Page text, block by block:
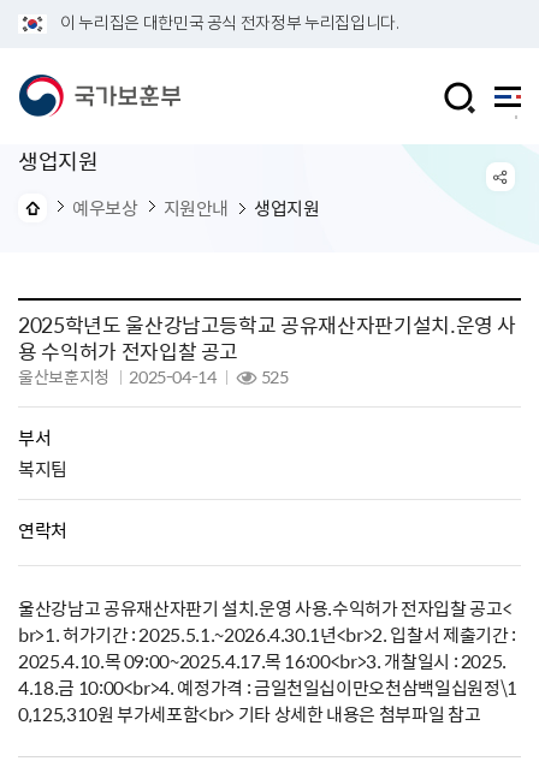
이 누리집은 대한민국 공식 전자정부 누리집입니다.
생업지원
예우보상 지원안내 생업지원
2025학년도 울산강남고등학교 공유재산자판기설치.운영 사
용 수익허가 전자입찰 공고
울산보훈지청 2025-04-14 525
부서
복지팀
연락처
울산강남고 공유재산자판기 설치.운영 사용.수익허가 전자입찰 공고<
br>1. 허가기간 : 2025.5.1.~2026.4.30.1년<br>2. 입찰서 제출기간 :
2025.4.10.목 09:00~2025.4.17.목 16:00<br>3. 개찰일시 : 2025.
4.18.금 10:00<br>4. 예정가격 : 금일천일십이만오천삼백일십원정\1
0,125,310원 부가세포함<br> 기타 상세한 내용은 첨부파일 참고